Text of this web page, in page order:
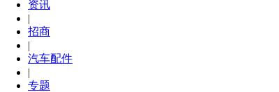
资讯
|
招商
|
汽车配件
|
专题